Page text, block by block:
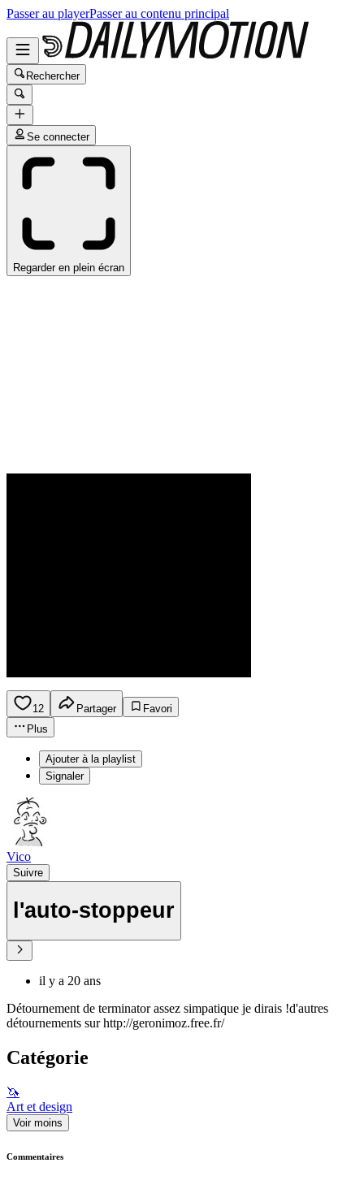
Passer au playerPasser au contenu principal
Rechercher
Se connecter
Regarder en plein écran
12 Partager
Favori
Plus
Ajouter à la playlist
Signaler
Vico
Suivre
l'auto-stoppeur
il y a 20 ans
Détournement de terminator assez simpatique je dirais !d'autres
détournements sur http://geronimoz.free.fr/
Catégorie
🦄
Art et design
Voir moins
Commentaires